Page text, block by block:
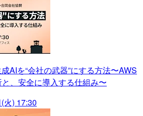
AIを“会社の武器”にする方法〜AWS
、安全に導入する仕組み〜
火) 17:30